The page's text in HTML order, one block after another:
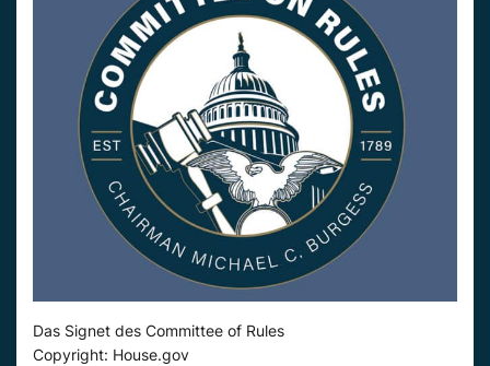
Das Signet des Committee of Rules
Copyright: House.gov